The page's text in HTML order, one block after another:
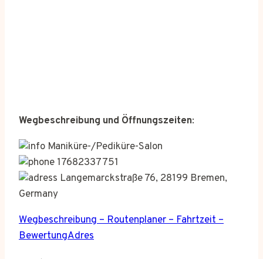
Wegbeschreibung und Öffnungszeiten:
Maniküre-/Pediküre-Salon
17682337751
Langemarckstraße 76, 28199 Bremen,
Germany
Wegbeschreibung – Routenplaner – Fahrtzeit –
BewertungAdres